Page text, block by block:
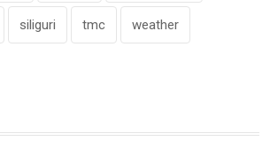
siliguri tmc weather